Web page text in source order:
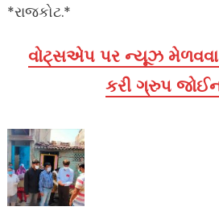
*રાજકોટ.*
વોટ્સએપ પર ન્યૂઝ મેળવવા
કરી ગ્રુપ